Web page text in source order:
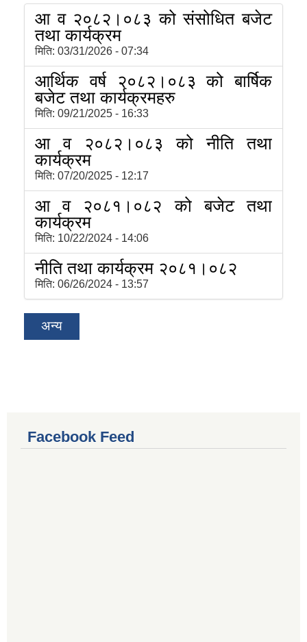
आ व २०८२।०८३ को संसोधित बजेट
तथा कार्यक्रम
मिति: 03/31/2026 - 07:34
आर्थिक वर्ष २०८२।०८३ को बार्षिक
बजेट तथा कार्यक्रमहरु
मिति: 09/21/2025 - 16:33
आ व २०८२।०८३ को नीति तथा
कार्यक्रम
मिति: 07/20/2025 - 12:17
आ व २०८१।०८२ को बजेट तथा
कार्यक्रम
मिति: 10/22/2024 - 14:06
नीति तथा कार्यक्रम २०८१।०८२
मिति: 06/26/2024 - 13:57
अन्य
Facebook Feed